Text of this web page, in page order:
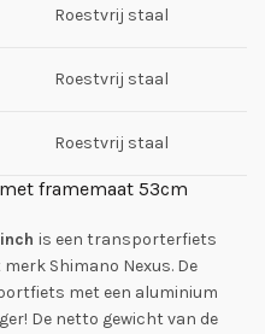
Roestvrij staal
Roestvrij staal
Roestvrij staal
framemaat 53cm
is een transporterfiets
Shimano Nexus. De
met een aluminium
De netto gewicht van de